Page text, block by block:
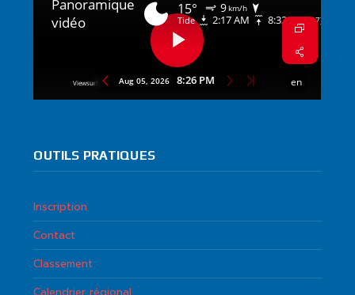
OUTILS PRATIQUES
Inscription
Contact
Classement